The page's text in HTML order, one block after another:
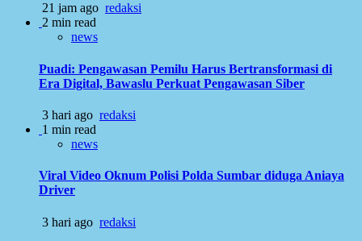
21 jam ago redaksi
2 min read
news
Puadi: Pengawasan Pemilu Harus Bertransformasi di
Era Digital, Bawaslu Perkuat Pengawasan Siber
3 hari ago redaksi
1 min read
news
Viral Video Oknum Polisi Polda Sumbar diduga Aniaya
Driver
3 hari ago redaksi